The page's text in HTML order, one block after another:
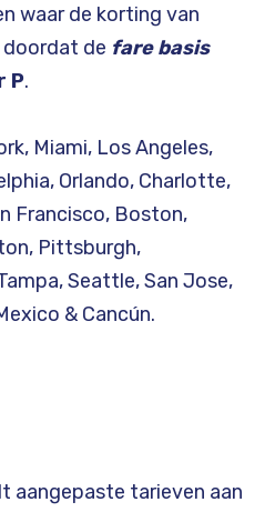
waar de korting van
doordat de fare basis
P.
Miami, Los Angeles,
Orlando, Charlotte,
Francisco, Boston,
Pittsburgh,
Seattle, San Jose,
& Cancún.
aangepaste tarieven aan